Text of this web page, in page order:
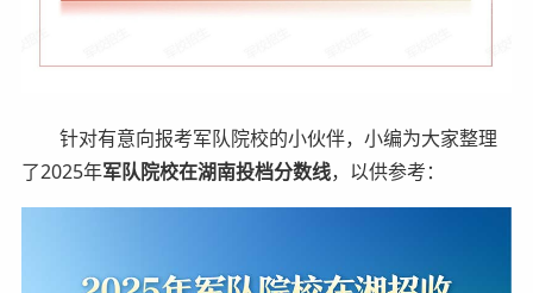
针对有意向报考军队院校的小伙伴，小编为大家整理
了2025年军队院校在湖南投档分数线，以供参考：